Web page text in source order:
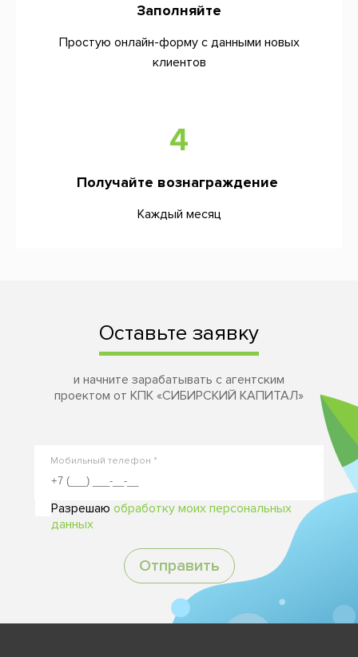
Заполняйте
Простую онлайн-форму с данными новых
клиентов
4
Получайте вознаграждение
Каждый месяц
Оставьте заявку
и начните зарабатывать с агентским
проектом от КПК «СИБИРСКИЙ КАПИТАЛ»
Мобильный телефон *
Разрешаю обработку моих персональных
данных
Отправить